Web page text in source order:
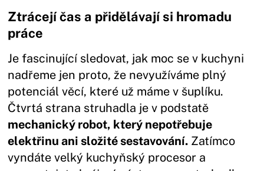
Ztrácejí čas a přidělávají si hromadu
práce
Je fascinující sledovat, jak moc se v kuchyni
nadřeme jen proto, že nevyužíváme plný
potenciál věcí, které už máme v šuplíku.
Čtvrtá strana struhadla je v podstatě
mechanický robot, který nepotřebuje
elektřinu ani složité sestavování. Zatímco
vyndáte velký kuchyňský procesor a